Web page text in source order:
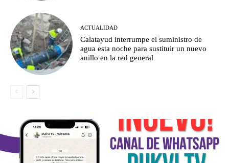
ACTUALIDAD
Calatayud interrumpe el suministro de
agua esta noche para sustituir un nuevo
anillo en la red general